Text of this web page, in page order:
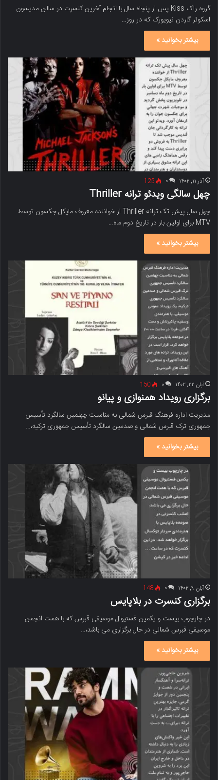
گروه راک Kiss پس از پنجاه سال با انجام آخرین کنسرت در سالن مدیسون
اسکوئر گاردن نیویورک که در روز…
بیشتر بخوانید »
آذر ۱۱, ۱۴۰۲ ۰ 125
چهل سالگی ویدئو ترانه Thriller
چهل سال پیش تک ترانه Thriller از خواننده معروف مایکل جکسون توسط
MTV برای اولین بار در تاریخ دوم ماه…
بیشتر بخوانید »
آبان ۲۲, ۱۴۰۲ ۰ 150
برگزاری رویداد همنوازی و پیانو
مدیریت اداره فرهنگ قبرس شمالی به مناسبت چهلمین سالگرد تأسیس
جمهوری ترک قبرس شمالی و صدمین سالگرد تأسیس جمهوری ترکیه،…
بیشتر بخوانید »
آبان ۹, ۱۴۰۲ ۰ 148
برگزاری کنسرت در بلاپایس
در چارچوب بیست و یکمین فستیوال موسیقی قبرس که با همت انجمن
موسیقی قبرس شمالی در حال برگزاری می باشد،…
بیشتر بخوانید »